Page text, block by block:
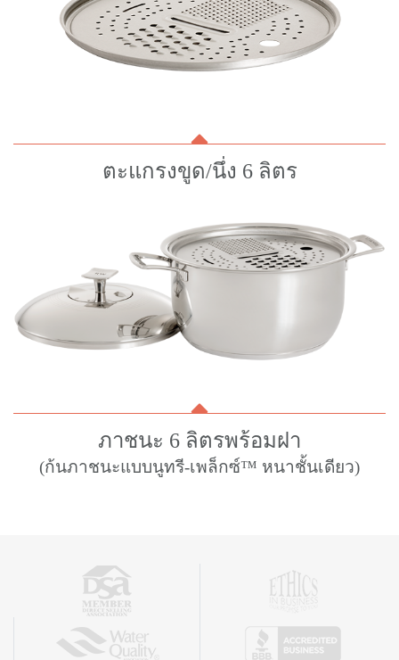
ตะแกรงขูด/นึ่ง 6 ลิตร
ภาชนะ 6 ลิตรพร้อมฝา
(ก้นภาชนะแบบนูทรี-เพล็กซ์™ หนาชั้นเดียว)